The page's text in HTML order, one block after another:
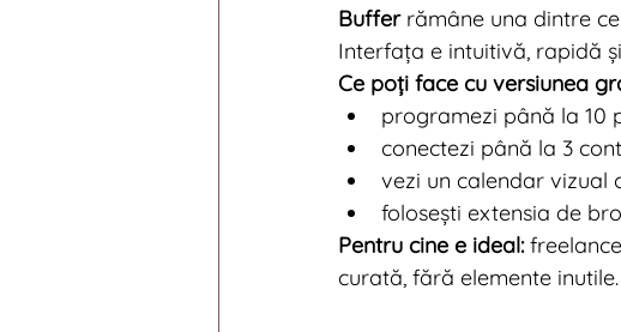
Buffer rămâne una dintre
Interfața e intuitivă, rapidă
Ce poți face cu versiunea
programezi până la 10
conectezi până la 3
vezi un calendar vizual
folosești extensia de
Pentru cine e ideal:
curată, fără elemente inutile.